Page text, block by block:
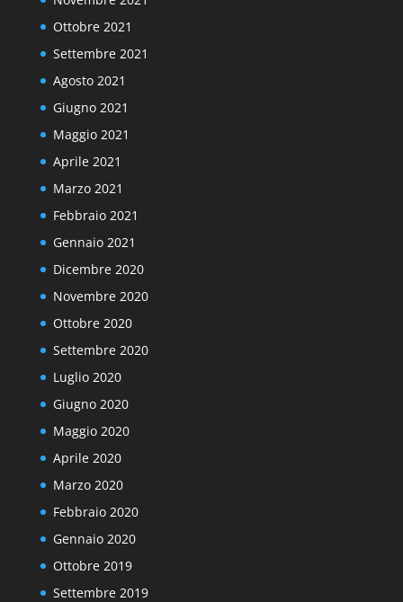
Ottobre 2021
Settembre 2021
Agosto 2021
Giugno 2021
Maggio 2021
Aprile 2021
Marzo 2021
Febbraio 2021
Gennaio 2021
Dicembre 2020
Novembre 2020
Ottobre 2020
Settembre 2020
Luglio 2020
Giugno 2020
Maggio 2020
Aprile 2020
Marzo 2020
Febbraio 2020
Gennaio 2020
Ottobre 2019
Settembre 2019